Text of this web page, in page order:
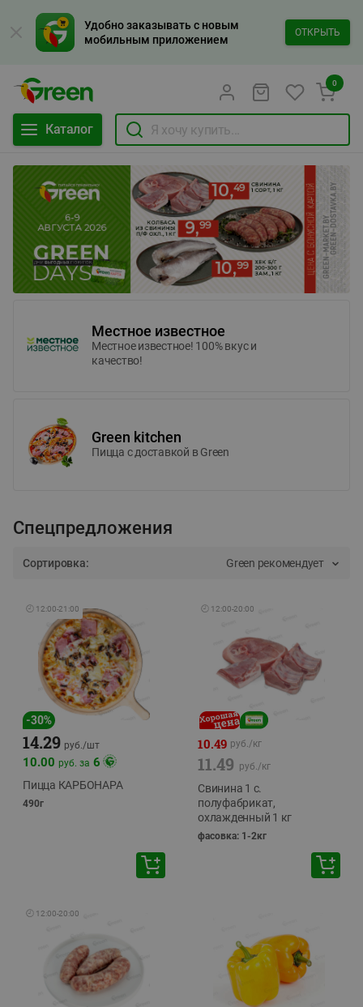
Удобно заказывать с новым
мобильным приложением
ОТКРЫТЬ
Каталог
0
Местное известное
Местное известное! 100% вкус и
качество!
Green kitchen
Пицца c доставкой в Green
Спецпредложения
Сортировка: Green рекомендует
🕘 12:00-21:00
-30%
14.29 руб./шт
10.00 руб. за 6
Пицца КАРБОНАРА
490г
🕘 12:00-20:00
10.49 руб./кг
11.49 руб./кг
Свинина 1 с.
полуфабрикат,
охлажденный 1 кг
фасовка: 1-2кг
🕘 12:00-20:00